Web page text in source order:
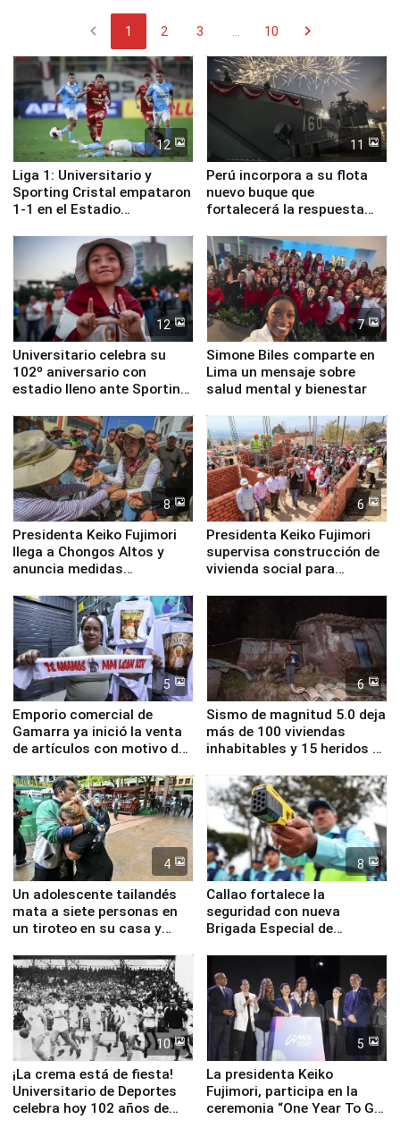
chevron_left 1 2 3 10 chevron_right
12
Liga 1: Universitario y
Sporting Cristal empataron
1-1 en el Estadio
11
Perú incorpora a su flota
nuevo buque que
fortalecerá la respuesta
12
Universitario celebra su
102º aniversario con
estadio lleno ante Sporting
7
Simone Biles comparte en
Lima un mensaje sobre
salud mental y bienestar
8
Presidenta Keiko Fujimori
llega a Chongos Altos y
anuncia medidas
educación, salud y empleo
6
Presidenta Keiko Fujimori
supervisa construcción de
vivienda social para
5
Emporio comercial de
Gamarra ya inició la venta
de artículos con motivo de
6
Sismo de magnitud 5.0 deja
más de 100 viviendas
inhabitables y 15 heridos en
4
Un adolescente tailandés
mata a siete personas en
un tiroteo en su casa y
8
Callao fortalece la
seguridad con nueva
Brigada Especial de
equipamiento para
Serenazgo
10
¡La crema está de fiesta!
Universitario de Deportes
celebra hoy 102 años de
5
La presidenta Keiko
Fujimori, participa en la
ceremonia “One Year To Go